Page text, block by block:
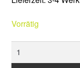
Kasse
Vorrätig